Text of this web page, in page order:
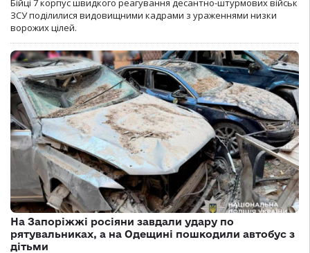
Бійці 7 корпус швидкого реагування десантно-штурмових військ
ЗСУ поділилися видовищними кадрами з ураженнями низки
ворожих цілей.
На Запоріжжі росіяни завдали удару по
рятувальниках, а на Одещині пошкодили автобус з
дітьми